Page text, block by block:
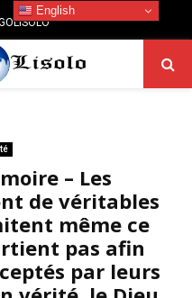
– Les
de véritables
même ce
pas afin
par leurs
English